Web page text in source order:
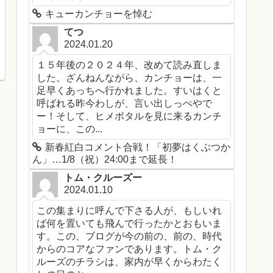
キューカンチョーを悼む
てつ
2024.01.20
１５年後の２０２４年、改めて読み直しま
した。ざんねんながら、カンチョーは、一
足早くあっちへ行かれました。すいはくと
呼ばれる昨今わしが、言い出しっぺやで
ー！そして、ヒメボタルを見に来るカンチ
ョーに、この...
新春紅白コメント合戦！「初夢はくぶつか
ん」…1/8（祝）24:00まで延長！
トム・クルーズー
2024.01.10
この集まりに呼んで下さる人が、もしいれ
ば何を置いても飛んで行ったかとおもいま
す。この、ブログが今の前の、前の、時代
からのコアなファンであります。トム・ク
ルーズのチラシは、家内が早くからわたく